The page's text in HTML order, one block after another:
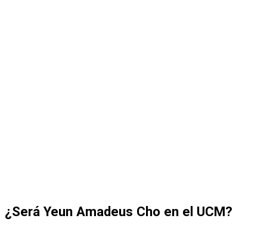
¿Será Yeun Amadeus Cho en el UCM?